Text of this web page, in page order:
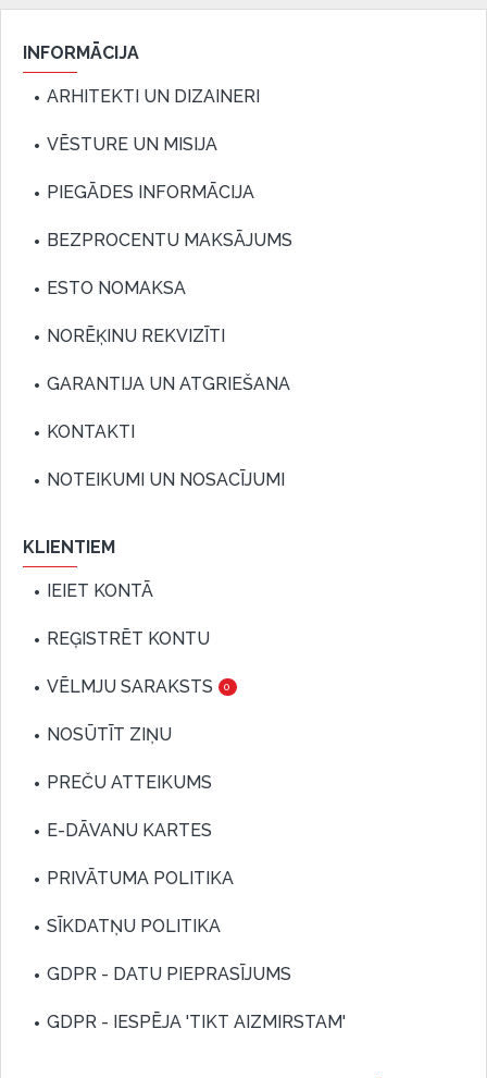
INFORMĀCIJA
ARHITEKTI UN DIZAINERI
VĒSTURE UN MISIJA
PIEGĀDES INFORMĀCIJA
BEZPROCENTU MAKSĀJUMS
ESTO NOMAKSA
NORĒĶINU REKVIZĪTI
GARANTIJA UN ATGRIEŠANA
KONTAKTI
NOTEIKUMI UN NOSACĪJUMI
KLIENTIEM
IEIET KONTĀ
REĢISTRĒT KONTU
VĒLMJU SARAKSTS 0
NOSŪTĪT ZIŅU
PREČU ATTEIKUMS
E-DĀVANU KARTES
PRIVĀTUMA POLITIKA
SĪKDATŅU POLITIKA
GDPR - DATU PIEPRASĪJUMS
GDPR - IESPĒJA 'TIKT AIZMIRSTAM'